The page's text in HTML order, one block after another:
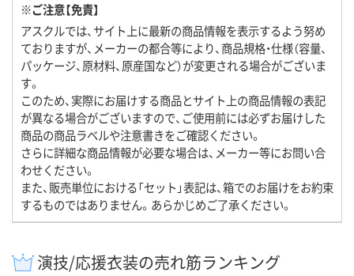
※ご注意【免責】
アスクルでは、サイト上に最新の商品情報を表示するよう努め
ておりますが、メーカーの都合等により、商品規格・仕様（容量、
パッケージ、原材料、原産国など）が変更される場合がございま
す。
このため、実際にお届けする商品とサイト上の商品情報の表記
が異なる場合がございますので、ご使用前には必ずお届けした
商品の商品ラベルや注意書きをご確認ください。
さらに詳細な商品情報が必要な場合は、メーカー等にお問い合
わせください。
また、販売単位における「セット」表記は、箱でのお届けをお約束
するものではありません。あらかじめご了承ください。
演技/応援衣装の売れ筋ランキング